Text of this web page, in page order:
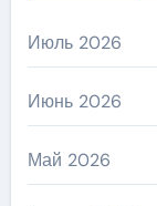
Июль 2026
Июнь 2026
Май 2026